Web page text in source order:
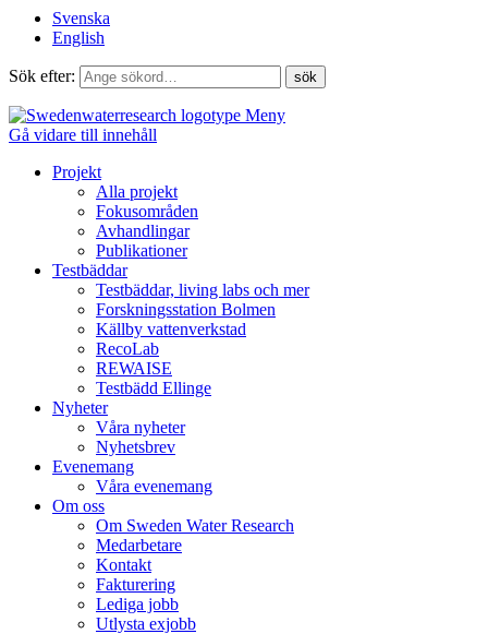
Svenska
English
Sök efter:
Meny
Gå vidare till innehåll
Projekt
Alla projekt
Fokusområden
Avhandlingar
Publikationer
Testbäddar
Testbäddar, living labs och mer
Forskningsstation Bolmen
Källby vattenverkstad
RecoLab
REWAISE
Testbädd Ellinge
Nyheter
Våra nyheter
Nyhetsbrev
Evenemang
Våra evenemang
Om oss
Om Sweden Water Research
Medarbetare
Kontakt
Fakturering
Lediga jobb
Utlysta exjobb